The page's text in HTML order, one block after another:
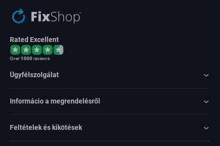
Rated Excellent
Over1000reviews
Ügyfélszolgálat
Informácio a megrendelésről
Feltételek és kikötések